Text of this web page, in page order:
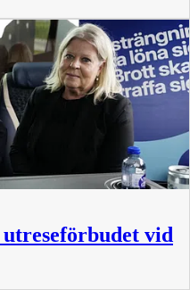
vid